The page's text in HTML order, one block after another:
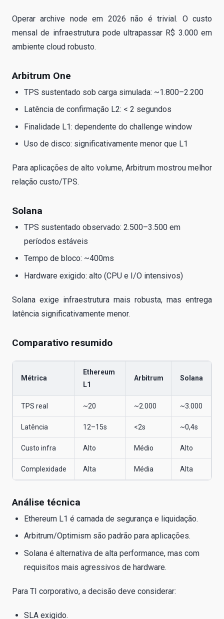
Operar archive node em 2026 não é trivial. O custo
mensal de infraestrutura pode ultrapassar R$ 3.000 em
ambiente cloud robusto.
Arbitrum One
TPS sustentado sob carga simulada: ~1.800–2.200
Latência de confirmação L2: < 2 segundos
Finalidade L1: dependente do challenge window
Uso de disco: significativamente menor que L1
Para aplicações de alto volume, Arbitrum mostrou melhor
relação custo/TPS.
Solana
TPS sustentado observado: 2.500–3.500 em
períodos estáveis
Tempo de bloco: ~400ms
Hardware exigido: alto (CPU e I/O intensivos)
Solana exige infraestrutura mais robusta, mas entrega
latência significativamente menor.
Comparativo resumido
Métrica
Ethereum
L1
Arbitrum Solana
TPS real ~20 ~2.000 ~3.000
Latência 12–15s <2s ~0,4s
Custo infra Alto Médio Alto
Complexidade Alta Média Alta
Análise técnica
Ethereum L1 é camada de segurança e liquidação.
Arbitrum/Optimism são padrão para aplicações.
Solana é alternativa de alta performance, mas com
requisitos mais agressivos de hardware.
Para TI corporativo, a decisão deve considerar:
SLA exigido.